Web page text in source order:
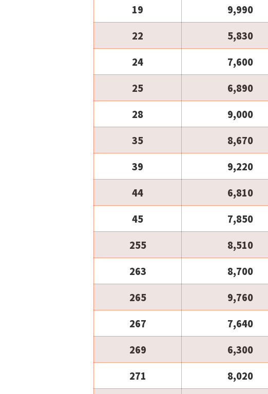
19
9,990
22
5,830
24
7,600
25
6,890
28
9,000
35
8,670
39
9,220
44
6,810
45
7,850
255
8,510
263
8,700
265
9,760
267
7,640
269
6,300
271
8,020